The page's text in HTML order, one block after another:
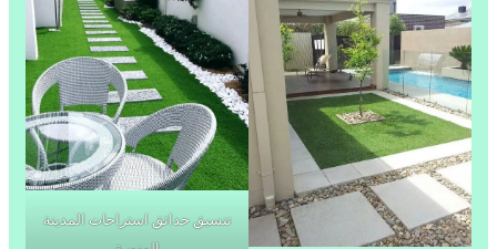
تنسيق حدائق استراحات المدينة